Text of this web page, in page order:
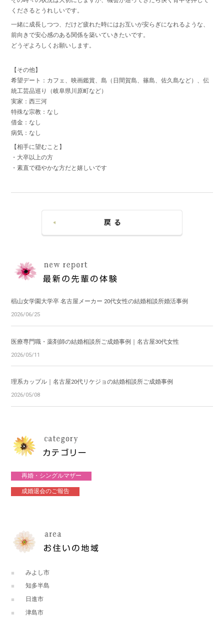
くださるとうれしいです。
一緒に成長しつつ、だけど疲れた時にはお互いが安らぎになれるような、
前向きで安心感のある関係を築いていきたいです。
どうぞよろしくお願いします。
【その他】
希望デート：カフェ、映画鑑賞、島（日間賀島、篠島、佐久島など）、伝
統工芸品巡り（岐阜県川原町など）
実家：西三河
特殊な宗教：なし
借金：なし
病気：なし
【相手に望むこと】
・大卒以上の方
・素直で穏やかな方だと嬉しいです
椙山女学園大学卒 名古屋メーカー 20代女性の結婚相談所婚活事例
2026/06/25
医療専門職・薬剤師の結婚相談所ご成婚事例｜名古屋30代女性
2026/05/11
理系カップル｜名古屋20代リケジョの結婚相談所ご成婚事例
2026/05/08
再婚・シングルマザー
成婚退会のご報告
みよし市
知多半島
日進市
津島市